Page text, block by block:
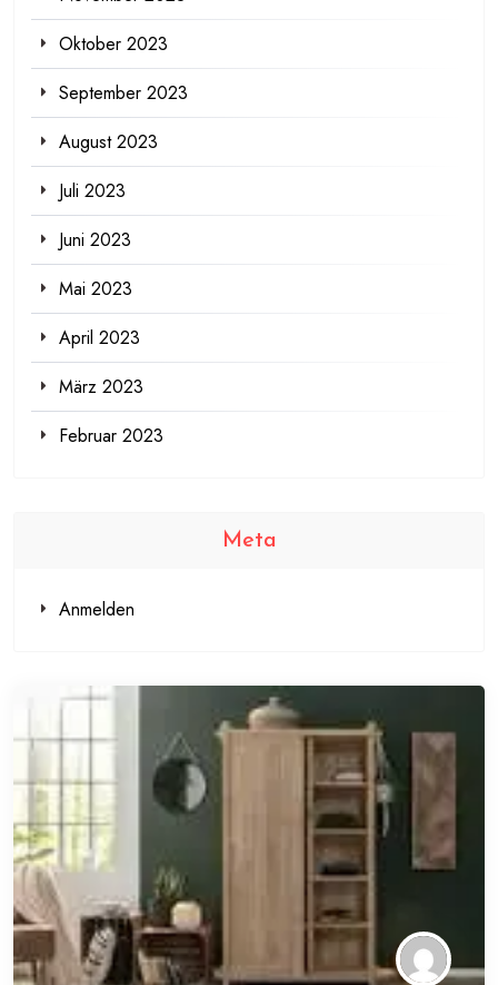
Oktober 2023
September 2023
August 2023
Juli 2023
Juni 2023
Mai 2023
April 2023
März 2023
Februar 2023
Meta
Anmelden